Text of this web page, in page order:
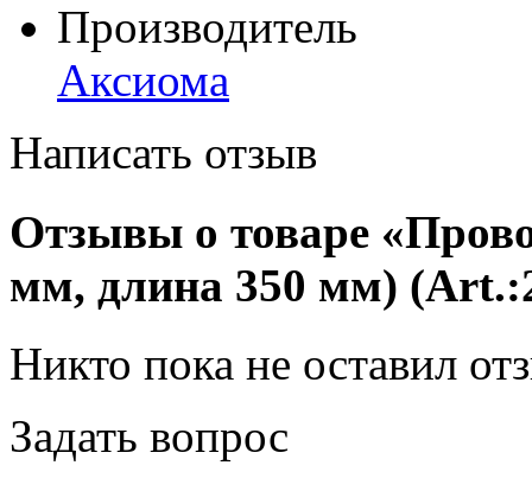
Производитель
Аксиома
Написать отзыв
Отзывы о товаре
мм, длина 350 мм)
Никто пока не оставил
Задать вопрос